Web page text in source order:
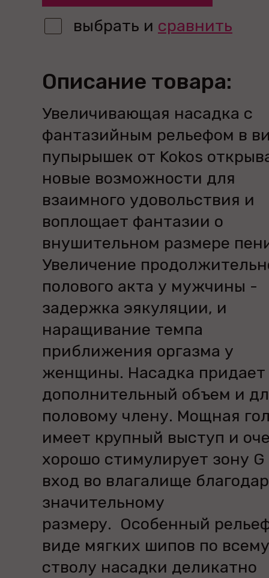
выбрать и сравнить
Описание товара:
Увеличивающая насадка с
фантазийным рельефом в
пупырышек от Kokos
новые возможности для
взаимного удовольствия и
воплощает фантазии о
внушительном размере
Увеличение
полового акта у мужчины -
задержка эякуляции, и
наращивание темпа
приближения оргазма у
женщины. Насадка придает
дополнительный объем и
половому члену. Мощная
имеет крупный выступ и
хорошо стимулирует зону G
вход во влагалище
значительному
размеру. Особенный
виде мягких шипов по всему
стволу насадки деликатно